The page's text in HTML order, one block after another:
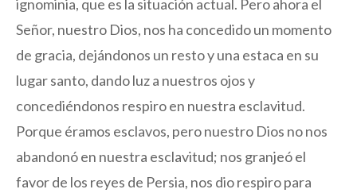
ignominia, que es la situación actual. Pero ahora el
Señor, nuestro Dios, nos ha concedido un momento
de gracia, dejándonos un resto y una estaca en su
lugar santo, dando luz a nuestros ojos y
concediéndonos respiro en nuestra esclavitud.
Porque éramos esclavos, pero nuestro Dios no nos
abandonó en nuestra esclavitud; nos granjeó el
favor de los reyes de Persia, nos dio respiro para